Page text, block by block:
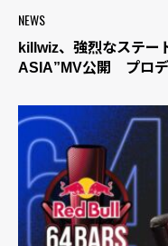
NEWS
killwiz、強烈なステー
ASIA”MV公開 プロ